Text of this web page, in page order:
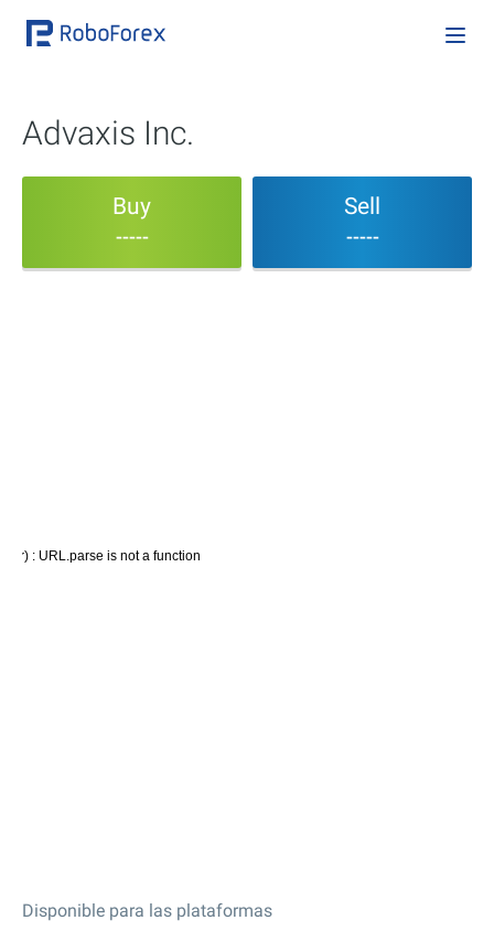
Advaxis Inc.
Buy
-----
Sell
-----
Disponible para las plataformas